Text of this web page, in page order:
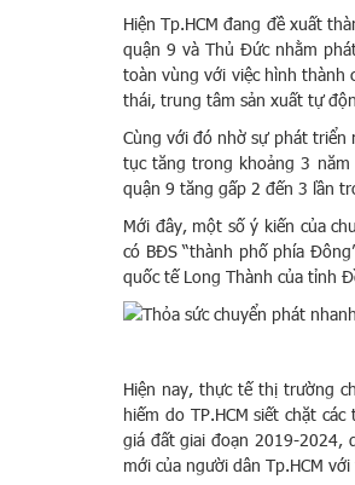
Hiện Tp.HCM đang đề xuất
quận 9 và Thủ Đức nhằm
toàn vùng với việc hình thành
thái, trung tâm sản xuất tự
Cùng với đó nhờ sự phát triển
tục tăng trong khoảng 3
quận 9 tăng gấp 2 đến 3 lần
Mới đây, một số ý kiến của
có BĐS “thành phố phía
quốc tế Long Thành của tỉnh
Hiện nay, thực tế thị trường
hiếm do TP.HCM siết chặt
giá đất giai đoạn 2019-2024,
mới của người dân Tp.HCM